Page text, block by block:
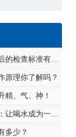
氢氧机进行包装后的检查标准有哪些？
原理你了解吗？
精、气、神！
高浓度富氢水机：让喝水成为一种守护健...
多少？